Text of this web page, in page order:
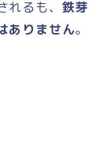
るも、 鉄芽
ありません。